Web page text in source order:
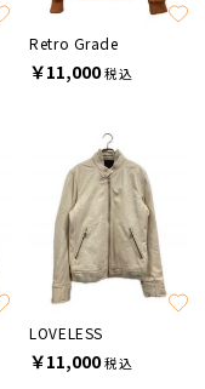
Retro Grade
￥11,000税込
LOVELESS
￥11,000税込